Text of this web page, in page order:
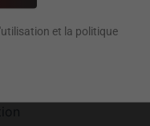
acidulé avec
stimule les sens
et la politique